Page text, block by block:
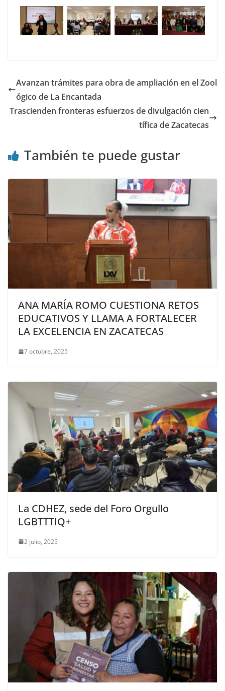
Avanzan trámites para obra de ampliación en el Zool
ógico de La Encantada
Trascienden fronteras esfuerzos de divulgación cien
tífica de Zacatecas
También te puede gustar
ANA MARÍA ROMO CUESTIONA RETOS
EDUCATIVOS Y LLAMA A FORTALECER
LA EXCELENCIA EN ZACATECAS
7 octubre, 2025
La CDHEZ, sede del Foro Orgullo
LGBTTTIQ+
2 julio, 2025